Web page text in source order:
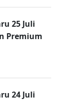
25 Juli
Premium
24 Juli